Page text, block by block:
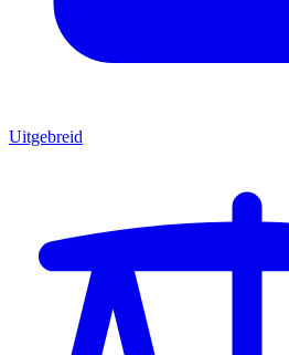
Uitgebreid